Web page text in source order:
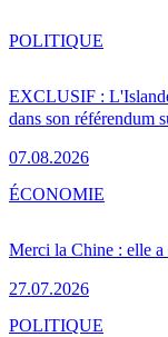
EXCLUSIF :
dans son référendum
07.08.2026
POLITIQUE
Merci la Chine : elle a
27.07.2026
ÉCONOMIE
POLITIQUE